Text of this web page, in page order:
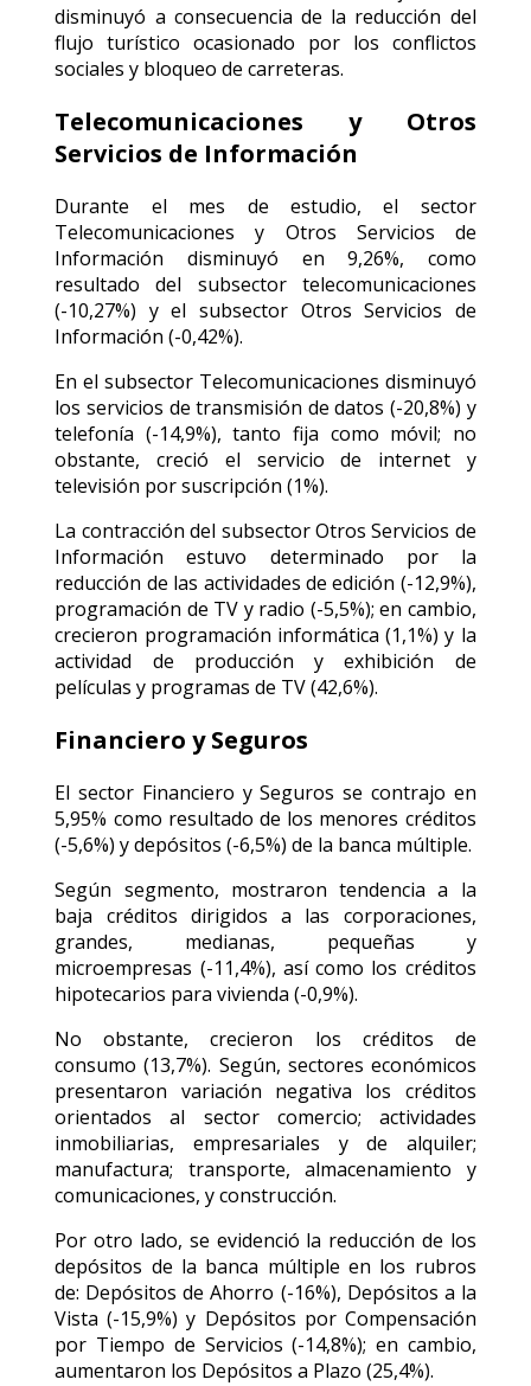
disminuyó a consecuencia de la reducción del
flujo turístico ocasionado por los conflictos
sociales y bloqueo de carreteras.
Telecomunicaciones y Otros
Servicios de Información
Durante el mes de estudio, el sector
Telecomunicaciones y Otros Servicios de
Información disminuyó en 9,26%, como
resultado del subsector telecomunicaciones
(-10,27%) y el subsector Otros Servicios de
Información (-0,42%).
En el subsector Telecomunicaciones disminuyó
los servicios de transmisión de datos (-20,8%) y
telefonía (-14,9%), tanto fija como móvil; no
obstante, creció el servicio de internet y
televisión por suscripción (1%).
La contracción del subsector Otros Servicios de
Información estuvo determinado por la
reducción de las actividades de edición (-12,9%),
programación de TV y radio (-5,5%); en cambio,
crecieron programación informática (1,1%) y la
actividad de producción y exhibición de
películas y programas de TV (42,6%).
Financiero y Seguros
El sector Financiero y Seguros se contrajo en
5,95% como resultado de los menores créditos
(-5,6%) y depósitos (-6,5%) de la banca múltiple.
Según segmento, mostraron tendencia a la
baja créditos dirigidos a las corporaciones,
grandes, medianas, pequeñas y
microempresas (-11,4%), así como los créditos
hipotecarios para vivienda (-0,9%).
No obstante, crecieron los créditos de
consumo (13,7%). Según, sectores económicos
presentaron variación negativa los créditos
orientados al sector comercio; actividades
inmobiliarias, empresariales y de alquiler;
manufactura; transporte, almacenamiento y
comunicaciones, y construcción.
Por otro lado, se evidenció la reducción de los
depósitos de la banca múltiple en los rubros
de: Depósitos de Ahorro (-16%), Depósitos a la
Vista (-15,9%) y Depósitos por Compensación
por Tiempo de Servicios (-14,8%); en cambio,
aumentaron los Depósitos a Plazo (25,4%).